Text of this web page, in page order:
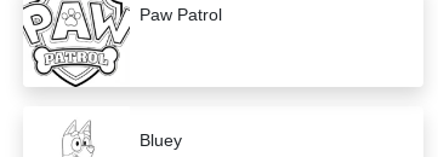
Paw Patrol
Bluey